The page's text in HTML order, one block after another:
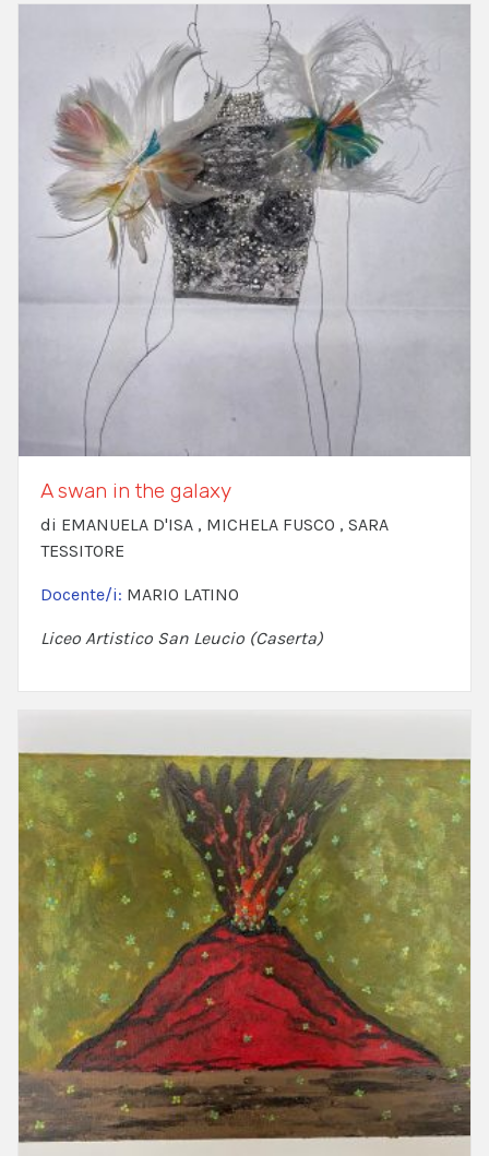
A swan in the galaxy
di EMANUELA D'ISA , MICHELA FUSCO , SARA
TESSITORE
Docente/i: MARIO LATINO
Liceo Artistico San Leucio (Caserta)